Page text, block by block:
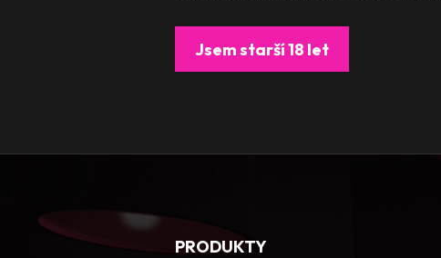
Jsem starší 18 let
PRODUKTY